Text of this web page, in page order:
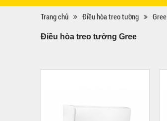
Trang chủ Điều hòa treo tường Gree
Điều hòa treo tường Gree